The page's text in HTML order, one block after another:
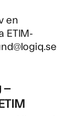
en
ETIM-
–